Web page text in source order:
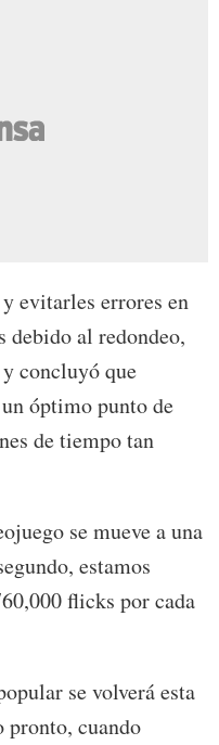
evitarles errores en
debido al redondeo,
concluyó que
óptimo punto de
de tiempo tan
se mueve a una
estamos
flicks por cada
se volverá esta
pronto, cuando